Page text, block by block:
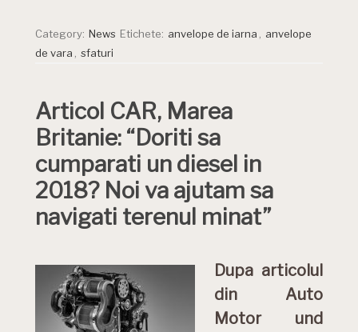
Category: News Etichete: anvelope de iarna
anvelope
de vara
sfaturi
Articol CAR, Marea
Britanie: “Doriti sa
cumparati un diesel in
2018? Noi va ajutam sa
navigati terenul minat”
Dupa articolul
din Auto
Motor und